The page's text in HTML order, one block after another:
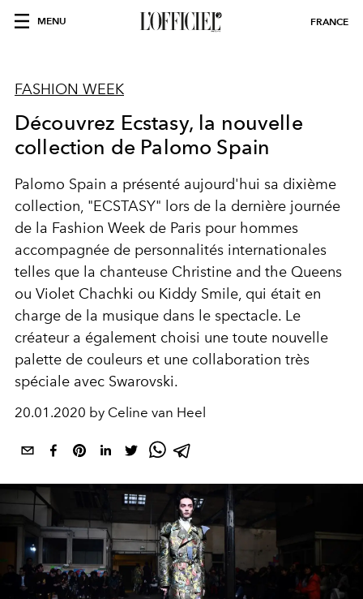
MENU FRANCE
FASHION WEEK
Découvrez Ecstasy, la nouvelle
collection de Palomo Spain
Palomo Spain a présenté aujourd'hui sa dixième
collection, "ECSTASY" lors de la dernière journée
de la Fashion Week de Paris pour hommes
accompagnée de personnalités internationales
telles que la chanteuse Christine and the Queens
ou Violet Chachki ou Kiddy Smile, qui était en
charge de la musique dans le spectacle. Le
créateur a également choisi une toute nouvelle
palette de couleurs et une collaboration très
spéciale avec Swarovski.
20.01.2020 by Celine van Heel